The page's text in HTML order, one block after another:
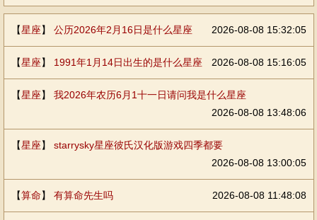
【星座】 公历2026年2月16日是什么星座 2026-08-08 15:32:05
【星座】 1991年1月14日出生的是什么星座 2026-08-08 15:16:05
【星座】 我2026年农历6月1十一日请问我是什么星座
2026-08-08 13:48:06
【星座】 starrysky星座彼氏汉化版游戏四季都要
2026-08-08 13:00:05
【算命】 有算命先生吗 2026-08-08 11:48:08